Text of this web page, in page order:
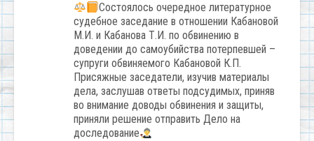
Состоялось очередное литературное
судебное заседание в отношении Кабановой
М.И. и Кабанова Т.И. по обвинению в
доведении до самоубийства потерпевшей –
супруги обвиняемого Кабановой К.П.
Присяжные заседатели, изучив материалы
дела, заслушав ответы подсудимых, приняв
во внимание доводы обвинения и защиты,
приняли решение отправить Дело на
доследование